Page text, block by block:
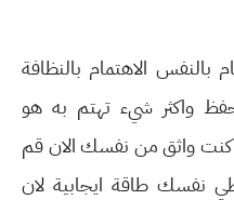
بالنفس الاهتمام بالنظافة
واكثر شيء تهتم به هو
كنت واثق من نفسك الان قم
نفسك طاقة ايجابية لان